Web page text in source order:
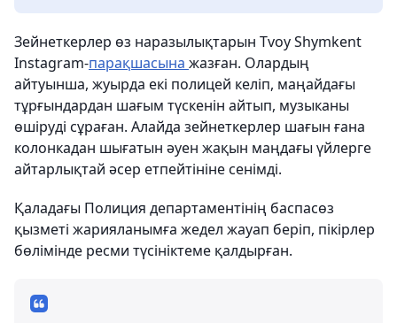
Зейнеткерлер өз наразылықтарын Tvoy Shymkent
Instagram-парақшасына жазған. Олардың
айтуынша, жуырда екі полицей келіп, маңайдағы
тұрғындардан шағым түскенін айтып, музыканы
өшіруді сұраған. Алайда зейнеткерлер шағын ғана
колонкадан шығатын әуен жақын маңдағы үйлерге
айтарлықтай әсер етпейтініне сенімді.
Қаладағы Полиция департаментінің баспасөз
қызметі жарияланымға жедел жауап беріп, пікірлер
бөлімінде ресми түсініктеме қалдырған.